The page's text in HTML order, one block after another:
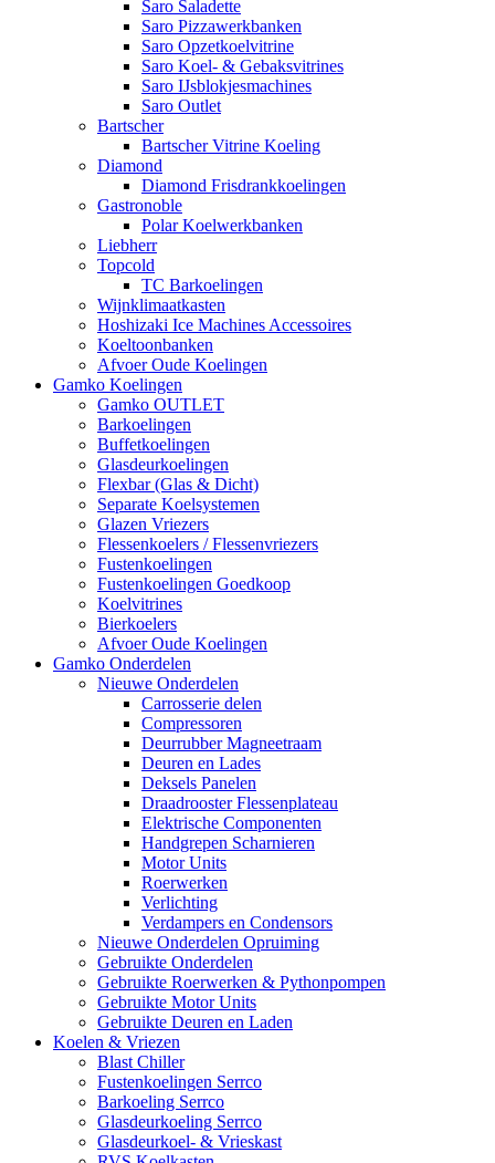
Saro Saladette
Saro Pizzawerkbanken
Saro Opzetkoelvitrine
Saro Koel- & Gebaksvitrines
Saro IJsblokjesmachines
Saro Outlet
Bartscher
Bartscher Vitrine Koeling
Diamond
Diamond Frisdrankkoelingen
Gastronoble
Polar Koelwerkbanken
Liebherr
Topcold
TC Barkoelingen
Wijnklimaatkasten
Hoshizaki Ice Machines Accessoires
Koeltoonbanken
Afvoer Oude Koelingen
Gamko Koelingen
Gamko OUTLET
Barkoelingen
Buffetkoelingen
Glasdeurkoelingen
Flexbar (Glas & Dicht)
Separate Koelsystemen
Glazen Vriezers
Flessenkoelers / Flessenvriezers
Fustenkoelingen
Fustenkoelingen Goedkoop
Koelvitrines
Bierkoelers
Afvoer Oude Koelingen
Gamko Onderdelen
Nieuwe Onderdelen
Carrosserie delen
Compressoren
Deurrubber Magneetraam
Deuren en Lades
Deksels Panelen
Draadrooster Flessenplateau
Elektrische Componenten
Handgrepen Scharnieren
Motor Units
Roerwerken
Verlichting
Verdampers en Condensors
Nieuwe Onderdelen Opruiming
Gebruikte Onderdelen
Gebruikte Roerwerken & Pythonpompen
Gebruikte Motor Units
Gebruikte Deuren en Laden
Koelen & Vriezen
Blast Chiller
Fustenkoelingen Serrco
Barkoeling Serrco
Glasdeurkoeling Serrco
Glasdeurkoel- & Vrieskast